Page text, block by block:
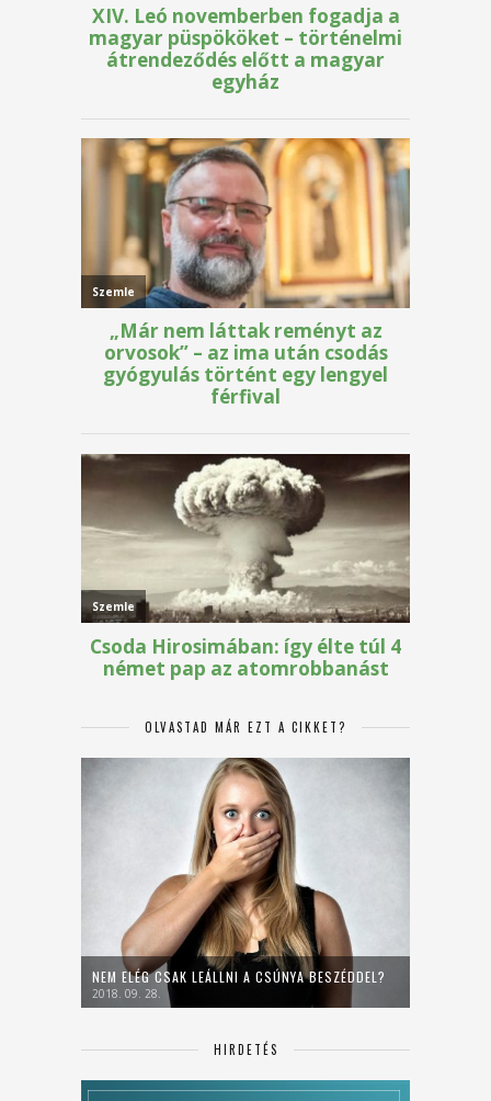
OLVASTAD MÁR EZT A CIKKET?
NEM ELÉG CSAK LEÁLLNI A CSÚNYA BESZÉDDEL?
2018. 09. 28.
HIRDETÉS